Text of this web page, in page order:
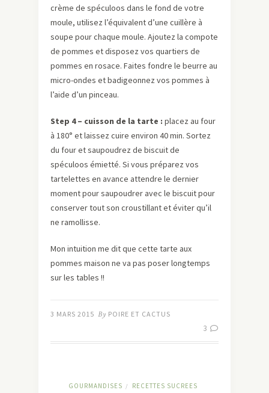
crème de spéculoos dans le fond de votre
moule, utilisez l’équivalent d’une cuillère à
soupe pour chaque moule. Ajoutez la compote
de pommes et disposez vos quartiers de
pommes en rosace. Faites fondre le beurre au
micro-ondes et badigeonnez vos pommes à
l’aide d’un pinceau.
Step 4 – cuisson de la tarte : placez au four
à 180° et laissez cuire environ 40 min. Sortez
du four et saupoudrez de biscuit de
spéculoos émietté. Si vous préparez vos
tartelettes en avance attendre le dernier
moment pour saupoudrer avec le biscuit pour
conserver tout son croustillant et éviter qu’il
ne ramollisse.
Mon intuition me dit que cette tarte aux
pommes maison ne va pas poser longtemps
sur les tables !!
3 MARS 2015 By POIRE ET CACTUS
3
GOURMANDISES / RECETTES SUCREES